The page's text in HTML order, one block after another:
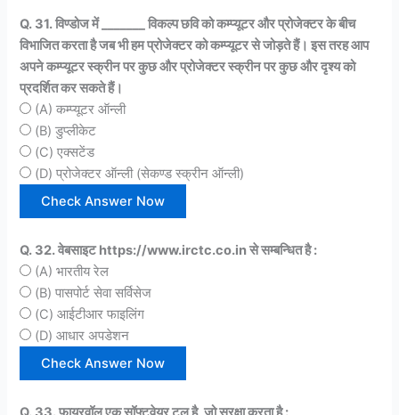
Q. 31. विण्डोज में _______ विकल्प छवि को कम्प्यूटर और प्रोजेक्टर के बीच
विभाजित करता है जब भी हम प्रोजेक्टर को कम्प्यूटर से जोड़ते हैं। इस तरह आप
अपने कम्प्यूटर स्क्रीन पर कुछ और प्रोजेक्टर स्क्रीन पर कुछ और दृश्य को
प्रदर्शित कर सकते हैं।
(A) कम्प्यूटर ऑन्ली
(B) डुप्लीकेट
(C) एक्सटेंड
(D) प्रोजेक्टर ऑन्ली (सेकण्ड स्क्रीन ऑन्ली)
Q. 32. वेबसाइट https://www.irctc.co.in से सम्बन्धित है :
(A) भारतीय रेल
(B) पासपोर्ट सेवा सर्विसेज
(C) आईटीआर फाइलिंग
(D) आधार अपडेशन